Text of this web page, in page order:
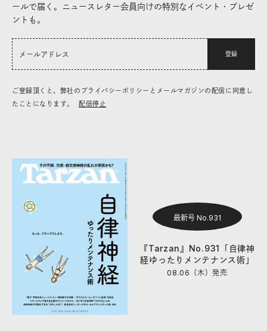
ールで届く。ニュースレター会員向けの特別なイベント・プレゼ
ントも。
登録
ご登録頂くと、弊社のプライバシーポリシーとメールマガジンの配信に同意し
たことになります。
配信停止
最新号 No.931
『Tarzan』No.931「自律神
経ゆったりメンテナンス術」
08.06（木）発売